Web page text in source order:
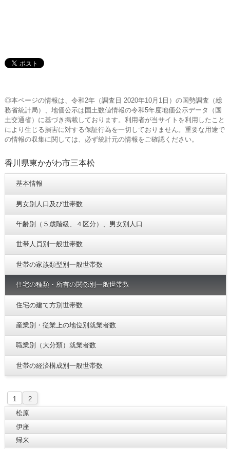
◎本ページの情報は、令和2年（調査日 2020年10月1日）の国勢調査（総
務省統計局）、地価公示は国土数値情報の令和5年度地価公示データ（国
土交通省）に基づき掲載しております。利用者が当サイトを利用したこと
により生じる損害に対する保証行為を一切しておりません。重要な用途で
の情報の収集に関しては、必ず統計元の情報をご確認ください。
香川県東かがわ市三本松
基本情報
男女別人口及び世帯数
年齢別（５歳階級、４区分）、男女別人口
世帯人員別一般世帯数
世帯の家族類型別一般世帯数
住宅の種類・所有の関係別一般世帯数
住宅の建て方別世帯数
産業別・従業上の地位別就業者数
職業別（大分類）就業者数
世帯の経済構成別一般世帯数
1
2
松原
伊座
帰来